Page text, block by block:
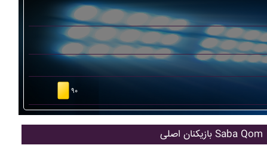
۹۰
بازیکنان اصلی Saba Qom